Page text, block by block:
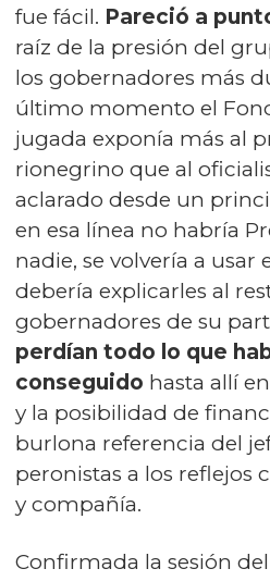
fue fácil. Pareció a
raíz de la presión del
los gobernadores más
último momento el
jugada exponía más al
rionegrino que al
aclarado desde un
en esa línea no habría
nadie, se volvería a usar
debería explicarles al
gobernadores de su
perdían todo lo que
conseguido hasta allí
y la posibilidad de
burlona referencia del
peronistas a los reflejos
y compañía.
Confirmada la sesión